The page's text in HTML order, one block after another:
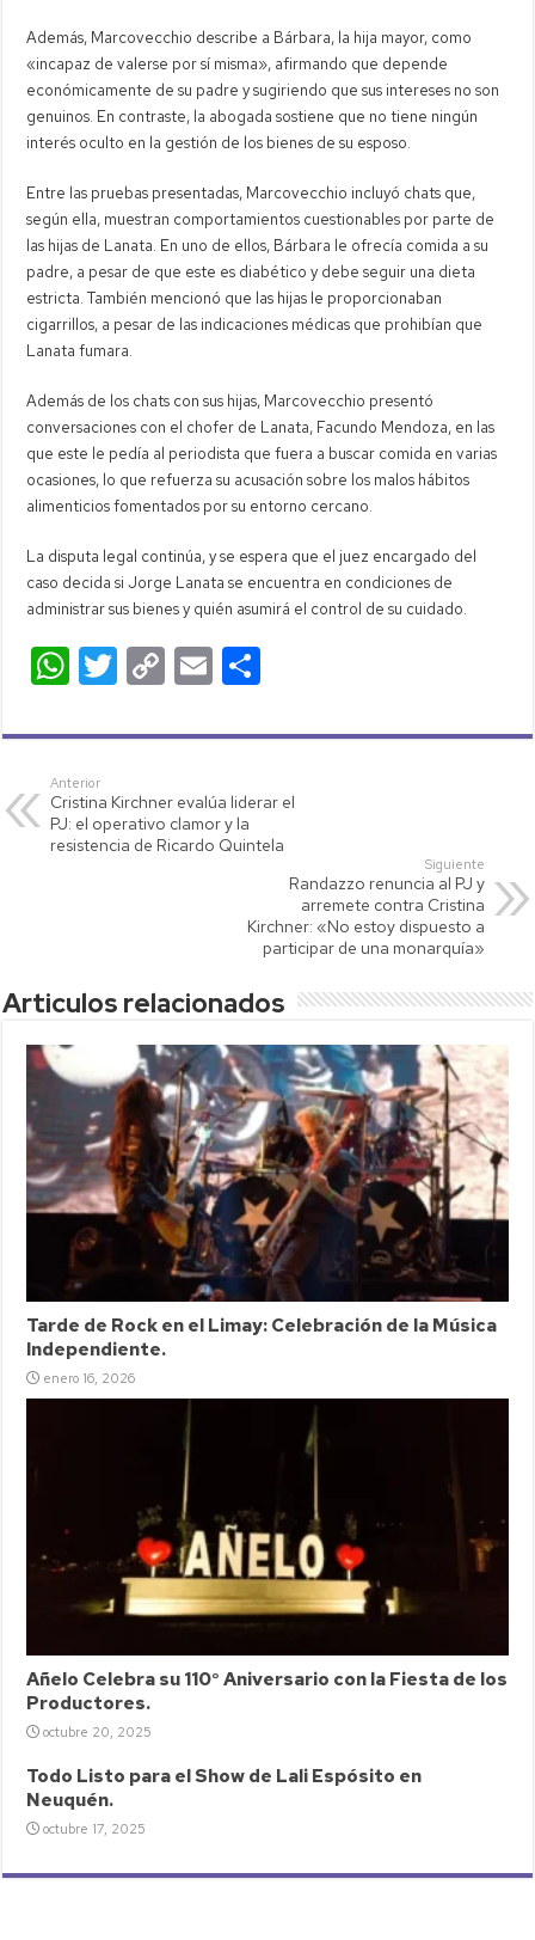
Además, Marcovecchio describe a Bárbara, la hija mayor, como
«incapaz de valerse por sí misma», afirmando que depende
económicamente de su padre y sugiriendo que sus intereses no son
genuinos. En contraste, la abogada sostiene que no tiene ningún
interés oculto en la gestión de los bienes de su esposo.
Entre las pruebas presentadas, Marcovecchio incluyó chats que,
según ella, muestran comportamientos cuestionables por parte de
las hijas de Lanata. En uno de ellos, Bárbara le ofrecía comida a su
padre, a pesar de que este es diabético y debe seguir una dieta
estricta. También mencionó que las hijas le proporcionaban
cigarrillos, a pesar de las indicaciones médicas que prohibían que
Lanata fumara.
Además de los chats con sus hijas, Marcovecchio presentó
conversaciones con el chofer de Lanata, Facundo Mendoza, en las
que este le pedía al periodista que fuera a buscar comida en varias
ocasiones, lo que refuerza su acusación sobre los malos hábitos
alimenticios fomentados por su entorno cercano.
La disputa legal continúa, y se espera que el juez encargado del
caso decida si Jorge Lanata se encuentra en condiciones de
administrar sus bienes y quién asumirá el control de su cuidado.
W
at
s
A
p
T
tt
C
p
Li
nk
E
ail m
ar
tir
Anterior
Cristina Kirchner evalúa liderar el
PJ: el operativo clamor y la
resistencia de Ricardo Quintela
Siguiente
Randazzo renuncia al PJ y
arremete contra Cristina
Kirchner: «No estoy dispuesto a
participar de una monarquía»
Articulos relacionados
Tarde de Rock en el Limay: Celebración de la Música
Independiente.
enero 16, 2026
Añelo Celebra su 110° Aniversario con la Fiesta de los
Productores.
octubre 20, 2025
Todo Listo para el Show de Lali Espósito en
Neuquén.
octubre 17, 2025